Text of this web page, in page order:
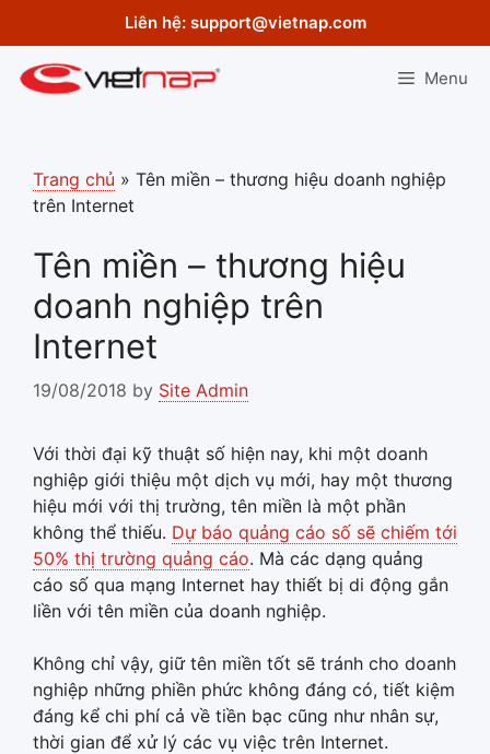
content
Liên hệ: support@vietnap.com
Menu
Trang chủ » Tên miền – thương hiệu doanh nghiệp
trên Internet
Tên miền – thương hiệu
doanh nghiệp trên
Internet
19/08/2018 by Site Admin
Với thời đại kỹ thuật số hiện nay, khi một doanh
nghiệp giới thiệu một dịch vụ mới, hay một thương
hiệu mới với thị trường, tên miền là một phần
không thể thiếu. Dự báo quảng cáo số sẽ chiếm tới
50% thị trường quảng cáo. Mà các dạng quảng
cáo số qua mạng Internet hay thiết bị di động gắn
liền với tên miền của doanh nghiệp.
Không chỉ vậy, giữ tên miền tốt sẽ tránh cho doanh
nghiệp những phiền phức không đáng có, tiết kiệm
đáng kể chi phí cả về tiền bạc cũng như nhân sự,
thời gian để xử lý các vụ việc trên Internet.